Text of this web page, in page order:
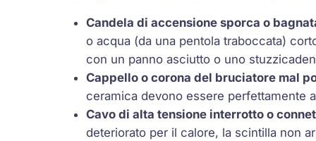
Candela di accensione sporca o
o acqua (da una pentola traboccata)
con un panno asciutto o uno
Cappello o corona del bruciatore mal
ceramica devono essere perfettamente
Cavo di alta tensione interrotto o
deteriorato per il calore, la scintilla non